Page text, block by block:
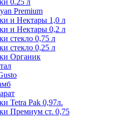
0.25 л
Premium
и Нектары 1,0 л
и Нектары 0,2 л
стекло 0,75 л
стекло 0,25 л
Органик
Tetra Pak 0,97л.
Премиум ст. 0,75